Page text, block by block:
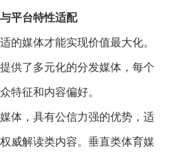
平台特性适配
的媒体才能实现价值最大化。
供了多元化的分发媒体，每个
特征和内容偏好。
体，具有公信力强的优势，适
威解读类内容。垂直类体育媒